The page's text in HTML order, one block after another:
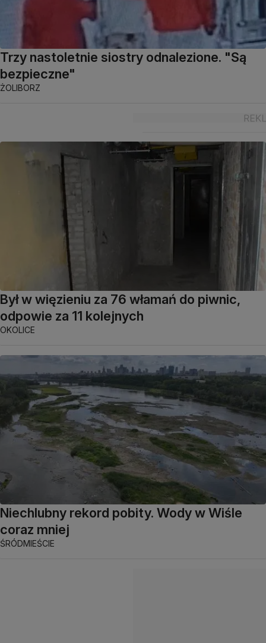
Trzy nastoletnie siostry odnalezione. "Są
bezpieczne"
ŻOLIBORZ
Był w więzieniu za 76 włamań do piwnic,
odpowie za 11 kolejnych
OKOLICE
Niechlubny rekord pobity. Wody w Wiśle
coraz mniej
ŚRÓDMIEŚCIE